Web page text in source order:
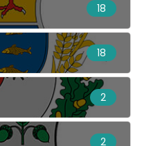
18
18
2
2